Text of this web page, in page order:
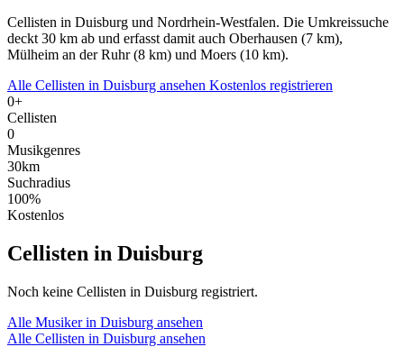
Cellisten in Duisburg und Nordrhein-Westfalen. Die Umkreissuche
deckt 30 km ab und erfasst damit auch Oberhausen (7 km),
Mülheim an der Ruhr (8 km) und Moers (10 km).
Alle Cellisten in Duisburg ansehen Kostenlos registrieren
0+
Cellisten
0
Musikgenres
30km
Suchradius
100%
Kostenlos
Cellisten in Duisburg
Noch keine Cellisten in Duisburg registriert.
Alle Musiker in Duisburg ansehen
Alle Cellisten in Duisburg ansehen